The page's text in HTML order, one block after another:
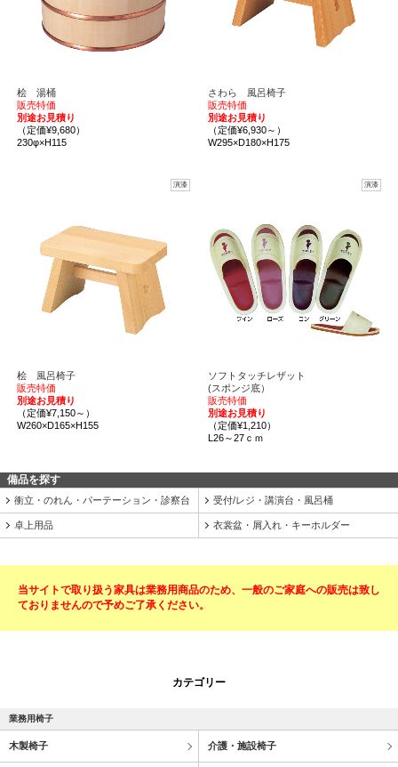
桧 湯桶
販売特価
別途お見積り
（定価¥9,680）
230φ×H115
さわら 風呂椅子
販売特価
別途お見積り
（定価¥6,930～）
W295×D180×H175
演漆
桧 風呂椅子
販売特価
別途お見積り
（定価¥7,150～）
W260×D165×H155
演漆
ソフトタッチレザット
(スポンジ底）
販売特価
別途お見積り
（定価¥1,210）
L26～27ｃｍ
備品を探す
衝立・のれん・パーテーション・診察台 受付/レジ・講演台・風呂桶
卓上用品 衣裳盆・屑入れ・キーホルダー
当サイトで取り扱う家具は業務用商品のため、一般のご家庭への販売は致し
ておりませんので予めご了承ください。
カテゴリー
業務用椅子
木製椅子 介護・施設椅子